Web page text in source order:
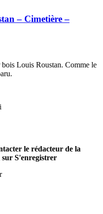
– Cimetière –
Louis Roustan. Comme le
le rédacteur de la
S'enregistrer